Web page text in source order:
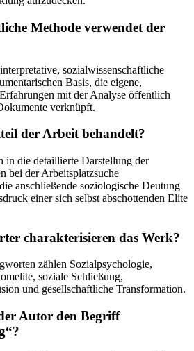
Methode verwendet der
sozialwissenschaftliche
Basis, die eigene,
mit der Analyse öffentlich
verknüpft.
der Arbeit behandelt?
in die detaillierte Darstellung der
bei der Arbeitsplatzsuche
anschließende soziologische Deutung
einer sich selbst abschottenden Elite
charakterisieren das Werk?
zählen Sozialpsychologie,
soziale Schließung,
und gesellschaftliche Transformation.
Autor den Begriff